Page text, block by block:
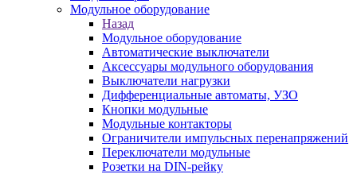
Модульное оборудование
Назад
Модульное оборудование
Автоматические выключатели
Аксессуары модульного оборудования
Выключатели нагрузки
Дифференциальные автоматы, УЗО
Кнопки модульные
Модульные контакторы
Ограничители импульсных перенапряжений
Переключатели модульные
Розетки на DIN-рейку